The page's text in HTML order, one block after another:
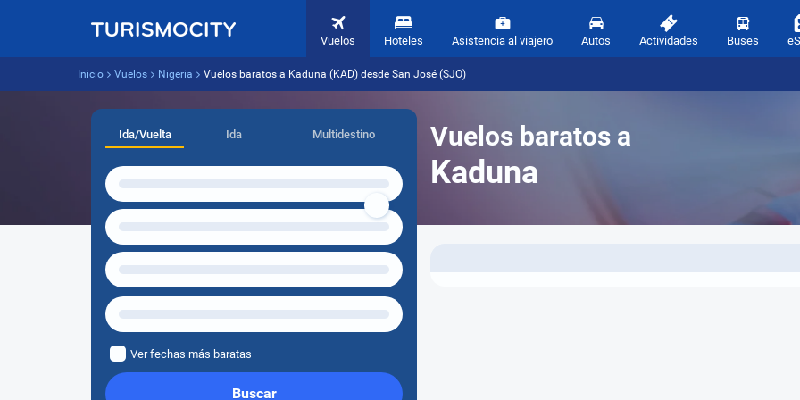
Vuelos Hoteles Asistencia al viajero Autos Actividades Buses
Inicio Vuelos Nigeria Vuelos baratos a Kaduna (KAD) desde San José (SJO)
Vuelos baratos a
Kaduna
Ida/Vuelta Ida Multidestino
Ver fechas más baratas
Buscar